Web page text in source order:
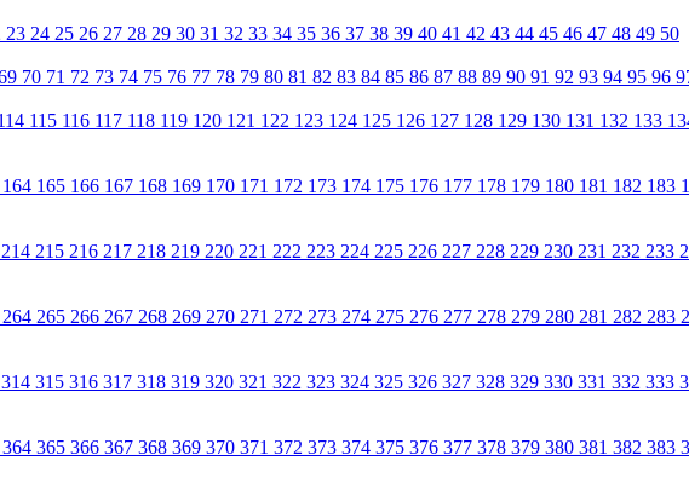
23 24 25 26 27 28 29 30 31 32 33 34 35 36 37 38 39 40 41 42 43 44 45 46 47 48 49 50
70 71 72 73 74 75 76 77 78 79 80 81 82 83 84 85 86 87 88 89 90 91 92 93 94 95 96
115 116 117 118 119 120 121 122 123 124 125 126 127 128 129 130 131 132 133
164 165 166 167 168 169 170 171 172 173 174 175 176 177 178 179 180 181 182 183
214 215 216 217 218 219 220 221 222 223 224 225 226 227 228 229 230 231 232 233
264 265 266 267 268 269 270 271 272 273 274 275 276 277 278 279 280 281 282 283
314 315 316 317 318 319 320 321 322 323 324 325 326 327 328 329 330 331 332 333
364 365 366 367 368 369 370 371 372 373 374 375 376 377 378 379 380 381 382 383